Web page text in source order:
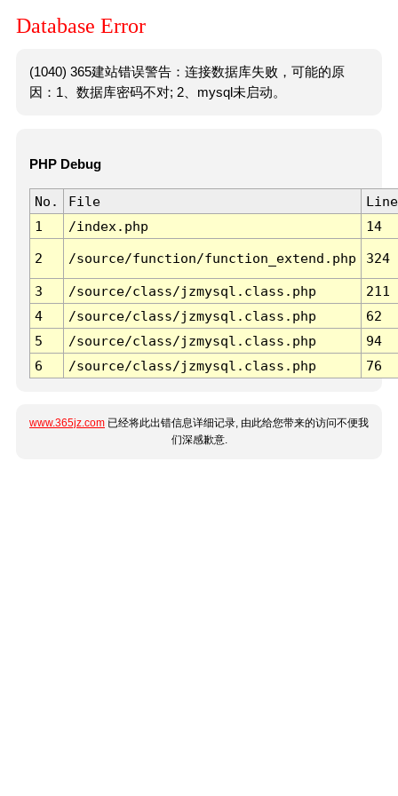
Database Error
(1040) 365建站错误警告：连接数据库失败，可能的原
因：1、数据库密码不对; 2、mysql未启动。
PHP Debug
No. File
Line
1
/index.php 14
2 /source/function/function_extend.php 324
3 /source/class/jzmysql.class.php
211
4
/source/class/jzmysql.class.php
62
5
/source/class/jzmysql.class.php
94
6
/source/class/jzmysql.class.php 76
www.365jz.com 已经将此出错信息详细记录, 由此给您带来的访问不便我
们深感歉意.